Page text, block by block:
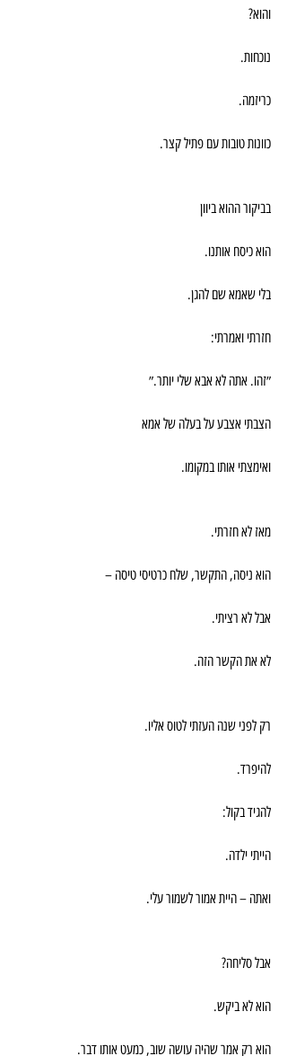
והוא?
נוכחות.
כריזמה.
כוונות טובות עם פתיל קצר.
בביקור ההוא ביוון
הוא כיסח אותנו.
בלי שאמא שם להגן.
חזרתי ואמרתי:
״זהו. אתה לא אבא שלי יותר.״
הצבתי אצבע על בעלה של אמא
ואימצתי אותו במקומו.
מאז לא חזרתי.
הוא ניסה, התקשר, שלח כרטיסי טיסה –
אבל לא רציתי.
לא את הקשר הזה.
רק לפני שנה העזתי לטוס אליו.
להיפרד.
להגיד בקול:
הייתי ילדה.
ואתה – היית אמור לשמור עלי.
אבל סליחה?
הוא לא ביקש.
הוא רק אמר שהיה עושה שוב, כמעט אותו דבר.